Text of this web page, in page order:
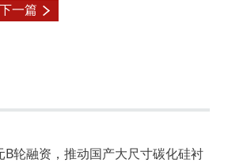
下一篇
B轮融资，推动国产大尺寸碳化硅衬